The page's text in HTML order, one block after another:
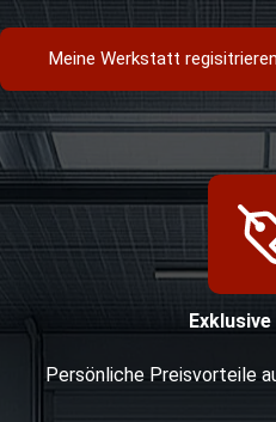
Meine Werkstatt
Persönliche Preisvorteile